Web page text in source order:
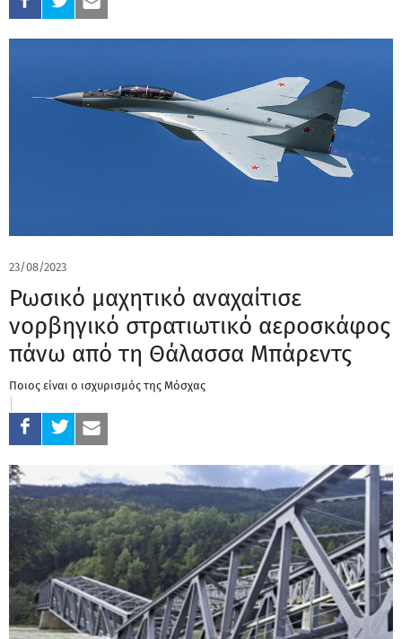
23/08/2023
Ρωσικό μαχητικό αναχαίτισε
νορβηγικό στρατιωτικό αεροσκάφος
πάνω από τη Θάλασσα Μπάρεντς
Ποιος είναι ο ισχυρισμός της Μόσχας